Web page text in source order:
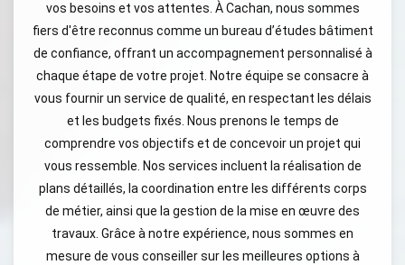
vos besoins et vos attentes. À Cachan, nous sommes
fiers d'être reconnus comme un bureau d’études bâtiment
de confiance, offrant un accompagnement personnalisé à
chaque étape de votre projet. Notre équipe se consacre à
vous fournir un service de qualité, en respectant les délais
et les budgets fixés. Nous prenons le temps de
comprendre vos objectifs et de concevoir un projet qui
vous ressemble. Nos services incluent la réalisation de
plans détaillés, la coordination entre les différents corps
de métier, ainsi que la gestion de la mise en œuvre des
travaux. Grâce à notre expérience, nous sommes en
mesure de vous conseiller sur les meilleures options à